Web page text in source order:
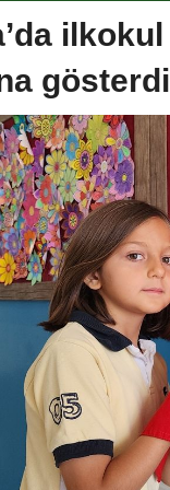
şakası Dünya
Güney Kore’den